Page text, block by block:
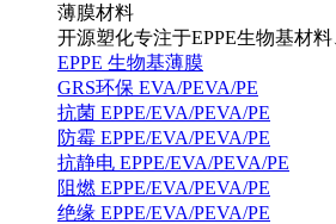
薄膜材料
开源塑化专注于EPPE生物基材
EPPE 生物基薄膜
GRS环保 EVA/PEVA/PE
抗菌 EPPE/EVA/PEVA/PE
防霉 EPPE/EVA/PEVA/PE
抗静电 EPPE/EVA/PEVA/PE
阻燃 EPPE/EVA/PEVA/PE
绝缘 EPPE/EVA/PEVA/PE